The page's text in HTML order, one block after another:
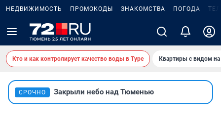
НЕДВИЖИМОСТЬ ПРОМОКОДЫ ЗНАКОМСТВА ПОГОДА
Кто и как контролирует качество воды в Туре Квартиры с видом на
СРОЧНО Закрыли небо над Тюменью